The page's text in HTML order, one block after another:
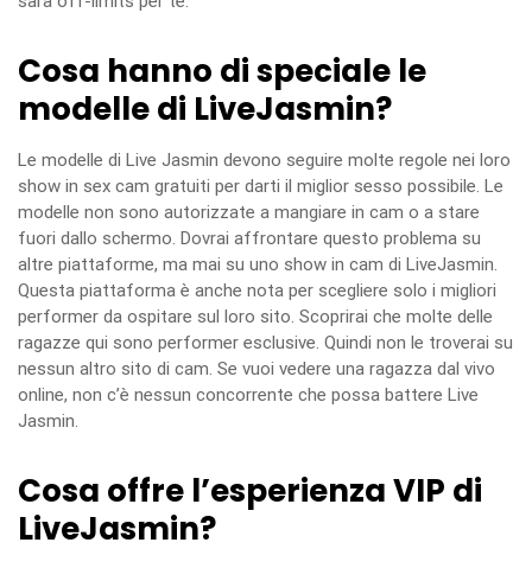
Cosa hanno di speciale le
modelle di LiveJasmin?
Le modelle di Live Jasmin devono seguire molte regole nei loro
show in sex cam gratuiti per darti il miglior sesso possibile. Le
modelle non sono autorizzate a mangiare in cam o a stare
fuori dallo schermo. Dovrai affrontare questo problema su
altre piattaforme, ma mai su uno show in cam di LiveJasmin.
Questa piattaforma è anche nota per scegliere solo i migliori
performer da ospitare sul loro sito. Scoprirai che molte delle
ragazze qui sono performer esclusive. Quindi non le troverai su
nessun altro sito di cam. Se vuoi vedere una ragazza dal vivo
online, non c’è nessun concorrente che possa battere Live
Jasmin.
Cosa offre l’esperienza VIP di
LiveJasmin?